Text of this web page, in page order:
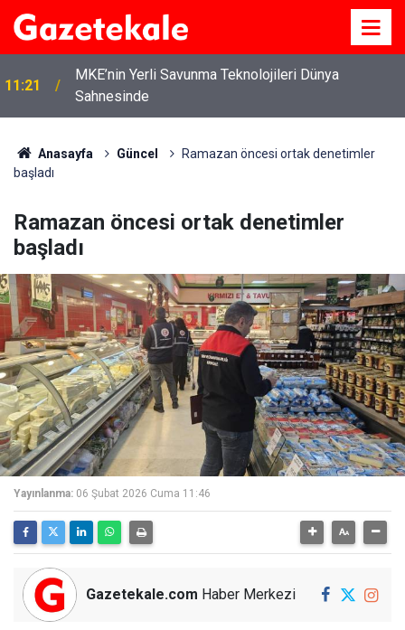
11:21
MKE’nin Yerli Savunma Teknolojileri Dünya
Sahnesinde
Anasayfa Güncel
Ramazan öncesi ortak denetimler
başladı
Ramazan öncesi ortak denetimler
başladı
Yayınlanma: 06 Şubat 2026 Cuma 11:46
Gazetekale.com Haber Merkezi